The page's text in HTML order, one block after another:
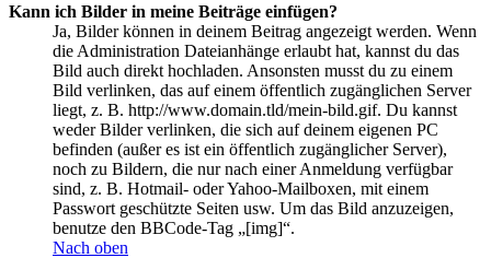
Kann ich Bilder in meine Beiträge einfügen?
Ja, Bilder können in deinem Beitrag angezeigt werden. Wenn
die Administration Dateianhänge erlaubt hat, kannst du das
Bild auch direkt hochladen. Ansonsten musst du zu einem
Bild verlinken, das auf einem öffentlich zugänglichen Server
liegt, z. B. http://www.domain.tld/mein-bild.gif. Du kannst
weder Bilder verlinken, die sich auf deinem eigenen PC
befinden (außer es ist ein öffentlich zugänglicher Server),
noch zu Bildern, die nur nach einer Anmeldung verfügbar
sind, z. B. Hotmail- oder Yahoo-Mailboxen, mit einem
Passwort geschützte Seiten usw. Um das Bild anzuzeigen,
benutze den BBCode-Tag „[img]“.
Nach oben